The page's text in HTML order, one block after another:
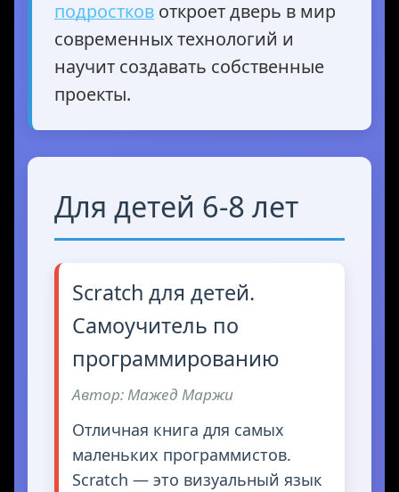
подростков откроет дверь в мир
современных технологий и
научит создавать собственные
проекты.
Для детей 6-8 лет
Scratch для детей.
Самоучитель по
программированию
Автор: Мажед Маржи
Отличная книга для самых
маленьких программистов.
Scratch — это визуальный язык